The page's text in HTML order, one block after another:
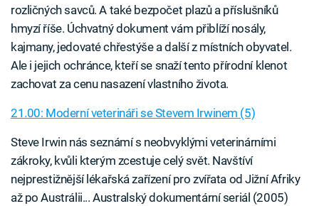
rozličných savců. A také bezpočet plazů a příslušníků
hmyzí říše. Úchvatný dokument vám přiblíží nosály,
kajmany, jedovaté chřestýše a další z místních obyvatel.
Ale i jejich ochránce, kteří se snaží tento přírodní klenot
zachovat za cenu nasazení vlastního života.
21.00: Moderní veterináři se Stevem Irwinem (5)
Steve Irwin nás seznámí s neobvyklými veterinárními
zákroky, kvůli kterým zcestuje celý svět. Navštíví
nejprestižnější lékařská zařízení pro zvířata od Jižní Afriky
až po Austrálii... Australský dokumentární seriál (2005)